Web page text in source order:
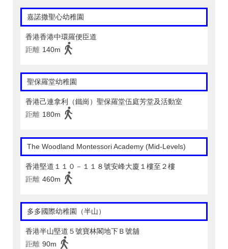
嘉諾撒聖心幼稚園
香港香港中環羅便臣道
距離 140m
聖保羅堂幼稚園
香港己連拿利（鐵崗）聖保羅堂伍庭芳堂及活動室
距離 180m
The Woodland Montessori Academy (Mid-Levels)
香港堅道１１０－１１８號安峰大廈１樓至２樓
距離 460m
多多國際幼稚園（半山）
香港半山堅道５號寶林閣地下Ｂ號舖
距離 90m